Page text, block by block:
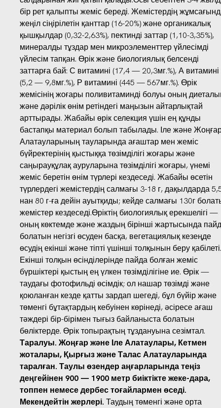
бір рет қалыпты жеміс береді. Жемістердің
жеңіл сіңірілетін қанттар (16-20%) және органикалық
қышқылдар (0,32-2,63%), пектинді заттар (1,10-3,35%),
минералды тұздар мен микроэлементтер үйлесімді
үйлесім тапқан. Өрік және биологиялық белсенді
заттарға бай: С витамині (17,4 — 20,3мг.%), А витамині
(5,2 — 9,8мг.%), Р витамині (445 — 567мг.%). Өрік
жемісінің жоғары поливитаминді болуы оның
және дәрілік өнім ретіндегі маңызын айтарлықтай
арттырады. Жабайы өрік селекция үшін ең құнды
бастапқы материал болып табылады. Іле және
Алатауларының тауларында ағаштар мен жеміс
бүйректерінің қыстыққа төзімділігі жоғары және
саңырауқұлақ ауруларына төзімділігі жоғары, үнемі
жеміс беретін өнім түрлері кездеседі. Жабайы өсетін
түрлердегі жемістердің салмағы 3-18 г, дақылдарда
нан 80 г-ға дейін ауытқиды; кейде салмағы 130г
жемістер кездеседі.Өріктің биологиялық ерекшелігі —
оның көктемде және жаздың бірінші жартысында
болатын негізгі өсуден басқа, вегетациялық кезеңде
өсудің екінші және тіпті үшінші толқынын беру қабілеті.
Екінші толқын өсінділерінде пайда болған жеміс
бүршіктері қыстың ең үлкен төзімділігіне ие. Өрік —
таудағы фотофильді өсімдік; ол нашар төзімді және
қоюланған кезде қатты зардап шегеді, бұл бүйір және
төменгі бұтақтардың кебуінен көрінеді, әсіресе ағаш
тәждері бір-бірімен тығыз байланыста болатын
бөліктерде. Өрік топырақтың тұздануына сезімтал.
Таралуы. Жоңғар және Іле Алатаулары, Кетмен
жоталары, Қырғыз және Талас Алатауларында
таралған. Таулы өзендер аңғарларында теңіз
деңгейінен 900 — 1900 метр биіктікте жеке-дара,
топпен немесе дербес тоғайлармен өседі.
Мекендейтін жерлері. Таудың төменгі және орта